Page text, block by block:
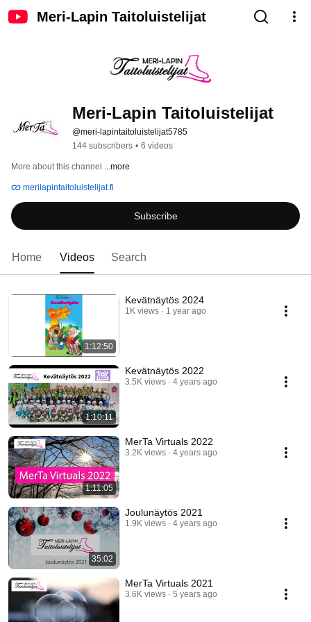
Meri-Lapin Taitoluistelijat
Meri-Lapin Taitoluistelijat
@meri-lapintaitoluistelijat5785
144 subscribers • 6 videos
More about this channel ...more
merilapintaitoluistelijat.fi
Subscribe
Home Videos Search
1:12:50
Kevätnäytös 2024
1K views 1 year ago
1:10:11
Kevätnäytös 2022
3.5K views 4 years ago
1:11:05
MerTa Virtuals 2022
3.2K views 4 years ago
35:02
Joulunäytös 2021
1.9K views 4 years ago
MerTa Virtuals 2021
3.6K views 5 years ago